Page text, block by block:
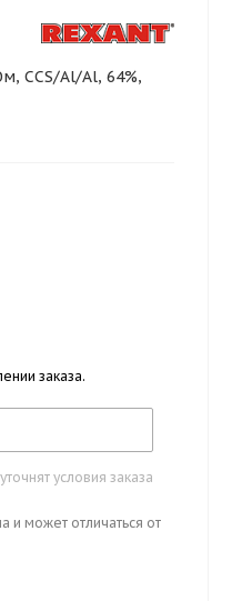
CCS/Al/Al, 64%,
заказа.
условия заказа
и может отличаться от